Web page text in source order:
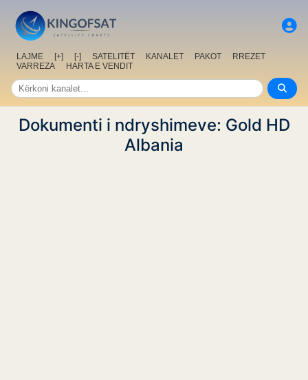
LAJME [+] [-] SATELITËT KANALET PAKOT
RREZET
VARREZA
HARTA E VENDIT
Dokumenti i ndryshimeve: Gold HD
Albania